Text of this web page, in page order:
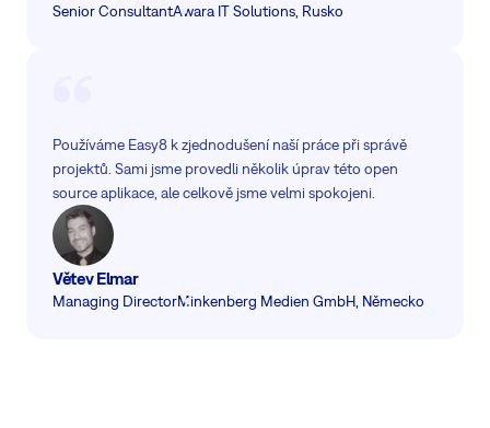
Senior ConsultantAwara IT Solutions, Rusko
Větev Elmar
Managing DirectorMinkenberg Medien GmbH, Německo
Používáme Easy8 k zjednodušení naší práce při správě
projektů. Sami jsme provedli několik úprav této open
source aplikace, ale celkově jsme velmi spokojeni.